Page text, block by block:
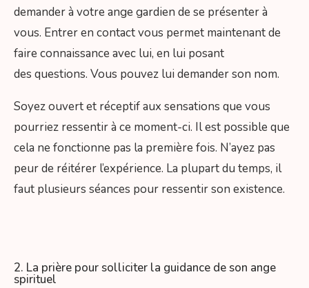
demander à votre ange gardien de se présenter à
vous. Entrer en contact vous permet maintenant de
faire connaissance avec lui, en lui posant
des questions. Vous pouvez lui demander son nom.
Soyez ouvert et réceptif aux sensations que vous
pourriez ressentir à ce moment-ci. Il est possible que
cela ne fonctionne pas la première fois. N’ayez pas
peur de réitérer l’expérience. La plupart du temps, il
faut plusieurs séances pour ressentir son existence.
2. La prière pour solliciter la guidance de son ange
spirituel